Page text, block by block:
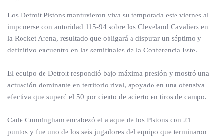
Los Detroit Pistons mantuvieron viva su temporada este viernes al
imponerse con autoridad 115-94 sobre los Cleveland Cavaliers en
la Rocket Arena, resultado que obligará a disputar un séptimo y
definitivo encuentro en las semifinales de la Conferencia Este.
El equipo de Detroit respondió bajo máxima presión y mostró una
actuación dominante en territorio rival, apoyado en una ofensiva
efectiva que superó el 50 por ciento de acierto en tiros de campo.
Cade Cunningham encabezó el ataque de los Pistons con 21
puntos y fue uno de los seis jugadores del equipo que terminaron